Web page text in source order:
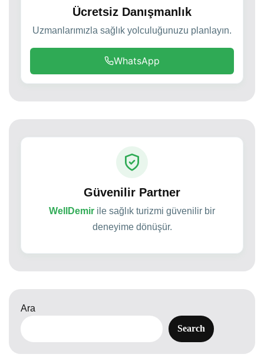
Ücretsiz Danışmanlık
Uzmanlarımızla sağlık yolculuğunuzu planlayın.
WhatsApp
Güvenilir Partner
WellDemir ile sağlık turizmi güvenilir bir
deneyime dönüşür.
Ara
Search